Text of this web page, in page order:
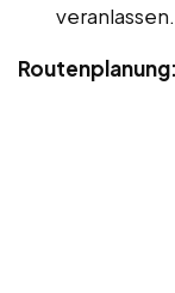
veranlassen.
Routenplanung: